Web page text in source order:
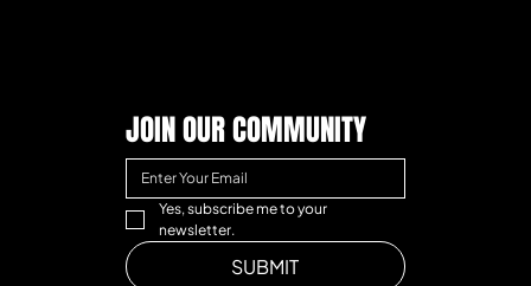
JOIN OUR COMMUNITY
Yes, subscribe me to your
newsletter.
SUBMIT